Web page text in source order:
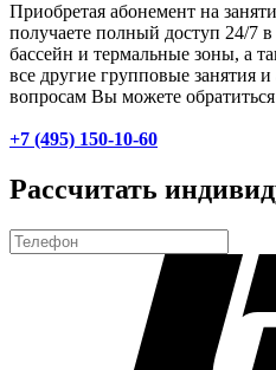
Приобретая абонемент на
получаете полный доступ 24/7
бассейн и термальные зоны, а
все другие групповые занятия
вопросам Вы можете
+7 (495) 150-10-60
Рассчитать